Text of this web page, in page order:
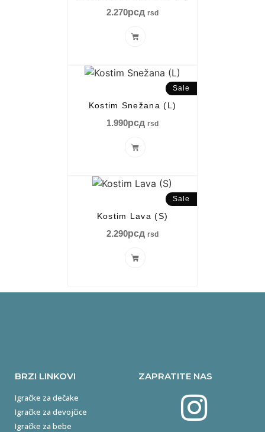
2.270рсд rsd
Sale
Kostim Snežana (L)
1.990рсд rsd
Sale
Kostim Lava (S)
2.290рсд rsd
BRZI LINKOVI
Igračke za dečake
Igračke za devojčice
Igračke za bebe
ZAPRATITE NAS